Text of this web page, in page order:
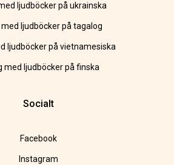
ljudböcker på ukrainska
med ljudböcker på tagalog
ljudböcker på vietnamesiska
med ljudböcker på finska
Socialt
Facebook
Instagram